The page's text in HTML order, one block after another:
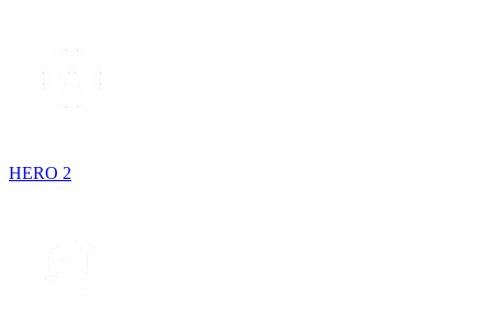
HERO 2